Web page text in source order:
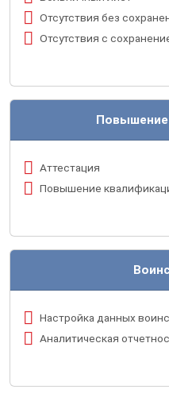
Отсутствия без
Отсутствия с
Повышение
Аттестация
Повышение
Настройка данных
Аналитическая